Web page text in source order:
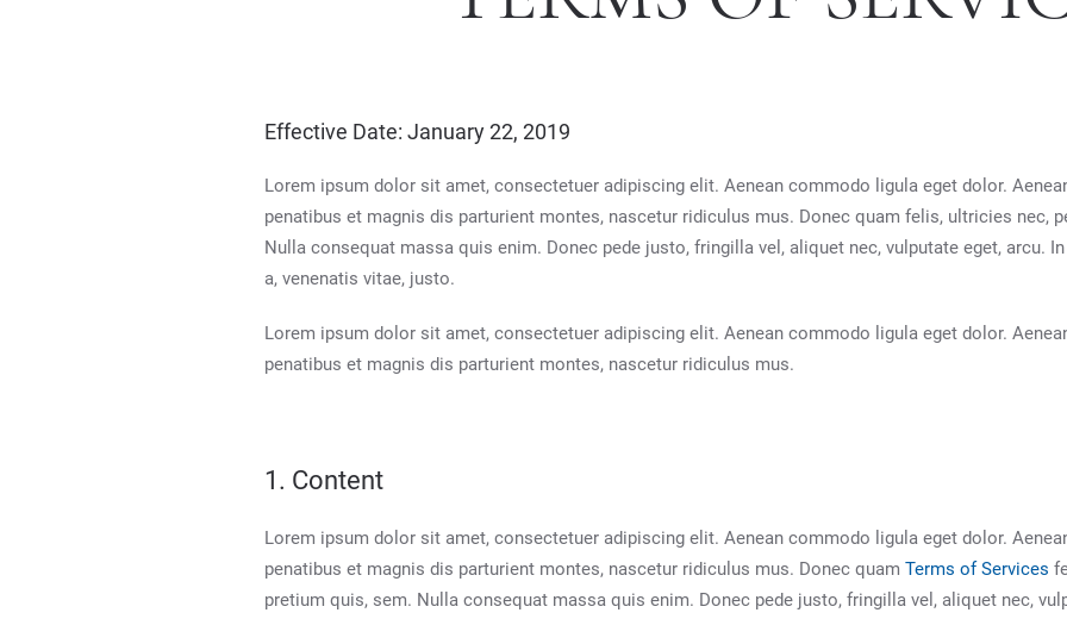
Effective Date: January 22, 2019
Lorem ipsum dolor sit amet, consectetuer adipiscing elit. Aenean commodo ligula eget dolor.
penatibus et magnis dis parturient montes, nascetur ridiculus mus. Donec quam felis, ultricies nec,
Nulla consequat massa quis enim. Donec pede justo, fringilla vel, aliquet nec, vulputate eget, arcu.
a, venenatis vitae, justo.
Lorem ipsum dolor sit amet, consectetuer adipiscing elit. Aenean commodo ligula eget dolor.
penatibus et magnis dis parturient montes, nascetur ridiculus mus.
1. Content
Lorem ipsum dolor sit amet, consectetuer adipiscing elit. Aenean commodo ligula eget dolor.
penatibus et magnis dis parturient montes, nascetur ridiculus mus. Donec quam Terms of Services
pretium quis, sem. Nulla consequat massa quis enim. Donec pede justo, fringilla vel, aliquet nec,